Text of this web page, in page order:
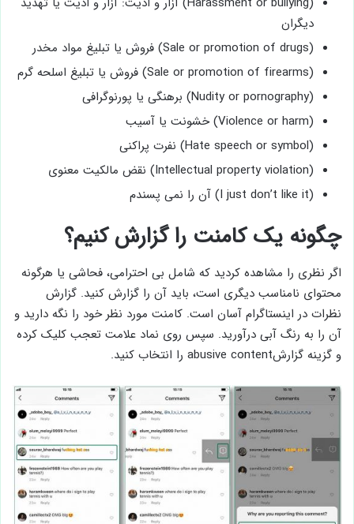
دیگران
(Sale or promotion of drugs) فروش یا تبلیغ مواد مخدر
(Sale or promotion of firearms) فروش یا تبلیغ اسلحه گرم
(Nudity or pornography) برهنگی یا پورنوگرافی
(Violence or harm) خشونت یا آسیب
(Hate speech or symbol) نفرت پراکنی
(Intellectual property violation) نقض مالکیت معنوی
(I just don’t like it) آن را نمی پسندم
چگونه یک کامنت را گزارش کنیم؟
اگر نظری را مشاهده کردید که شامل بی احترامی، فحاشی یا هرگونه
محتوای نامناسب دیگری است، باید آن را گزارش کنید. گزارش
نظرات در اینستاگرام آسان است. کامنت مورد نظر خود را نگه دارید و
آن را به رنگ آبی درآورید. سپس روی نماد علامت تعجب کلیک کرده
و گزینه گزارشabusive content را انتخاب کنید.